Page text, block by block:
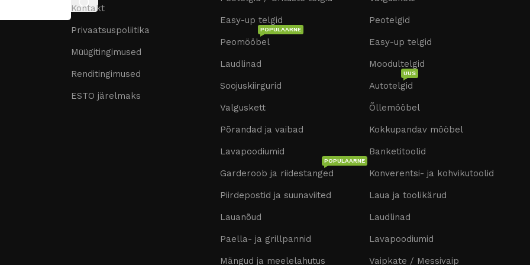
Kontakt
Privaatsuspoliitika
Müügitingimused
Renditingimused
ESTO järelmaks
Easy-up telgid
Peomööbel
POPULAARNE
Laudlinad
Soojuskiirgurid
Valguskett
Põrandad ja vaibad
Lavapoodiumid
Garderoob ja riidestanged
POPULAARNE
Piirdepostid ja suunaviited
Lauanõud
Paella- ja grillpannid
Mängud ja meelelahutus
Peotelgid
Easy-up telgid
Moodultelgid
Autotelgid
UUS
Õllemööbel
Kokkupandav mööbel
Banketitoolid
Konverentsi- ja kohvikutoolid
Laua ja toolikärud
Laudlinad
Lavapoodiumid
Vaipkate / Messivaip